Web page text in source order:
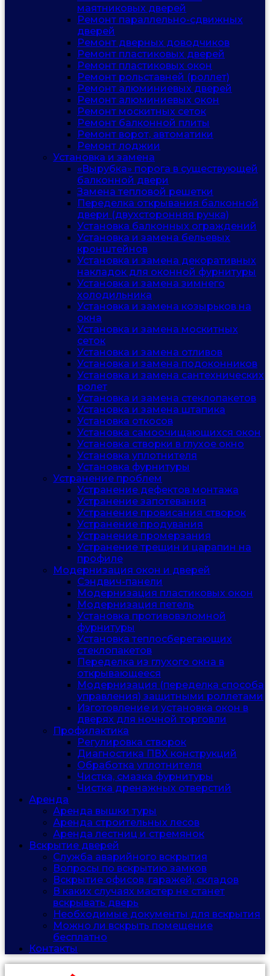
маятниковых дверей
Ремонт параллельно-сдвижных
дверей
Ремонт дверных доводчиков
Ремонт пластиковых дверей
Ремонт пластиковых окон
Ремонт рольставней (роллет)
Ремонт алюминиевых дверей
Ремонт алюминиевых окон
Ремонт москитных сеток
Ремонт балконной плиты
Ремонт ворот, автоматики
Ремонт лоджии
Установка и замена
«Вырубка» порога в существующей
балконной двери
Замена тепловой решетки
Переделка открывания балконной
двери (двухсторонняя ручка)
Установка балконных ограждений
Установка и замена бельевых
кронштейнов
Установка и замена декоративных
накладок для оконной фурнитуры
Установка и замена зимнего
холодильника
Установка и замена козырьков на
окна
Установка и замена москитных
сеток
Установка и замена отливов
Установка и замена подоконников
Установка и замена сантехнических
ролет
Установка и замена стеклопакетов
Установка и замена штапика
Установка откосов
Установка самоочищающихся окон
Установка створки в глухое окно
Установка уплотнителя
Установка фурнитуры
Устранение проблем
Устранение дефектов монтажа
Устранение запотевания
Устранение провисания створок
Устранение продувания
Устранение промерзания
Устранение трещин и царапин на
профиле
Модернизация окон и дверей
Сэндвич-панели
Модернизация пластиковых окон
Модернизация петель
Установка противовзломной
фурнитуры
Установка теплосберегающих
стеклопакетов
Переделка из глухого окна в
открывающееся
Модернизация (переделка способа
управления) защитными роллетами
Изготовление и установка окон в
дверях для ночной торговли
Профилактика
Регулировка створок
Диагностика ПВХ конструкций
Обработка уплотнителя
Чистка, смазка фурнитуры
Чистка дренажных отверстий
Аренда
Аренда вышки туры
Аренда строительных лесов
Аренда лестниц и стремянок
Вскрытие дверей
Служба аварийного вскрытия
Вопросы по вскрытию замков
Вскрытие офисов, гаражей, складов
В каких случаях мастер не станет
вскрывать дверь
Необходимые документы для вскрытия
Можно ли вскрыть помещение
бесплатно
Контакты